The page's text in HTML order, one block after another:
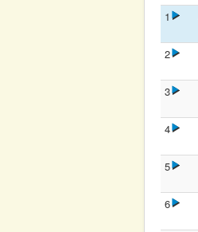
1
2
3
4
5
6